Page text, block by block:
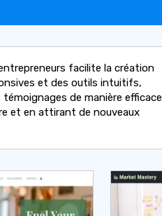
facilite la création
et des outils intuitifs,
de manière efficace
et en attirant de nouveaux